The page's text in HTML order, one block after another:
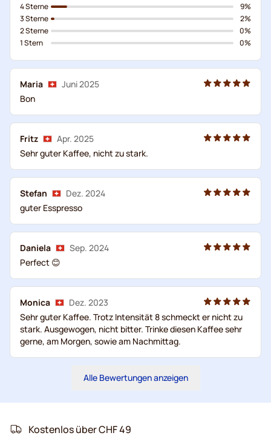
4 Sterne
3 Sterne
2 Sterne
1 Stern
9%
2%
0%
0%
Maria
Juni 2025
Bon
Fritz
Apr. 2025
Sehr guter Kaffee, nicht zu stark.
Stefan
Dez. 2024
guter Esspresso
Daniela
Sep. 2024
Perfect 😊
Monica
Dez. 2023
Sehr guter Kaffee. Trotz Intensität 8 schmeckt er nicht zu
stark. Ausgewogen, nicht bitter. Trinke diesen Kaffee sehr
gerne, am Morgen, sowie am Nachmittag.
Alle Bewertungen anzeigen
Kostenlos über CHF 49